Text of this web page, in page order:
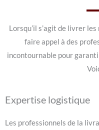
Lorsqu’il s’agit de livrer
faire appel à des
incontournable pour
Expertise logistique
Les professionnels de la